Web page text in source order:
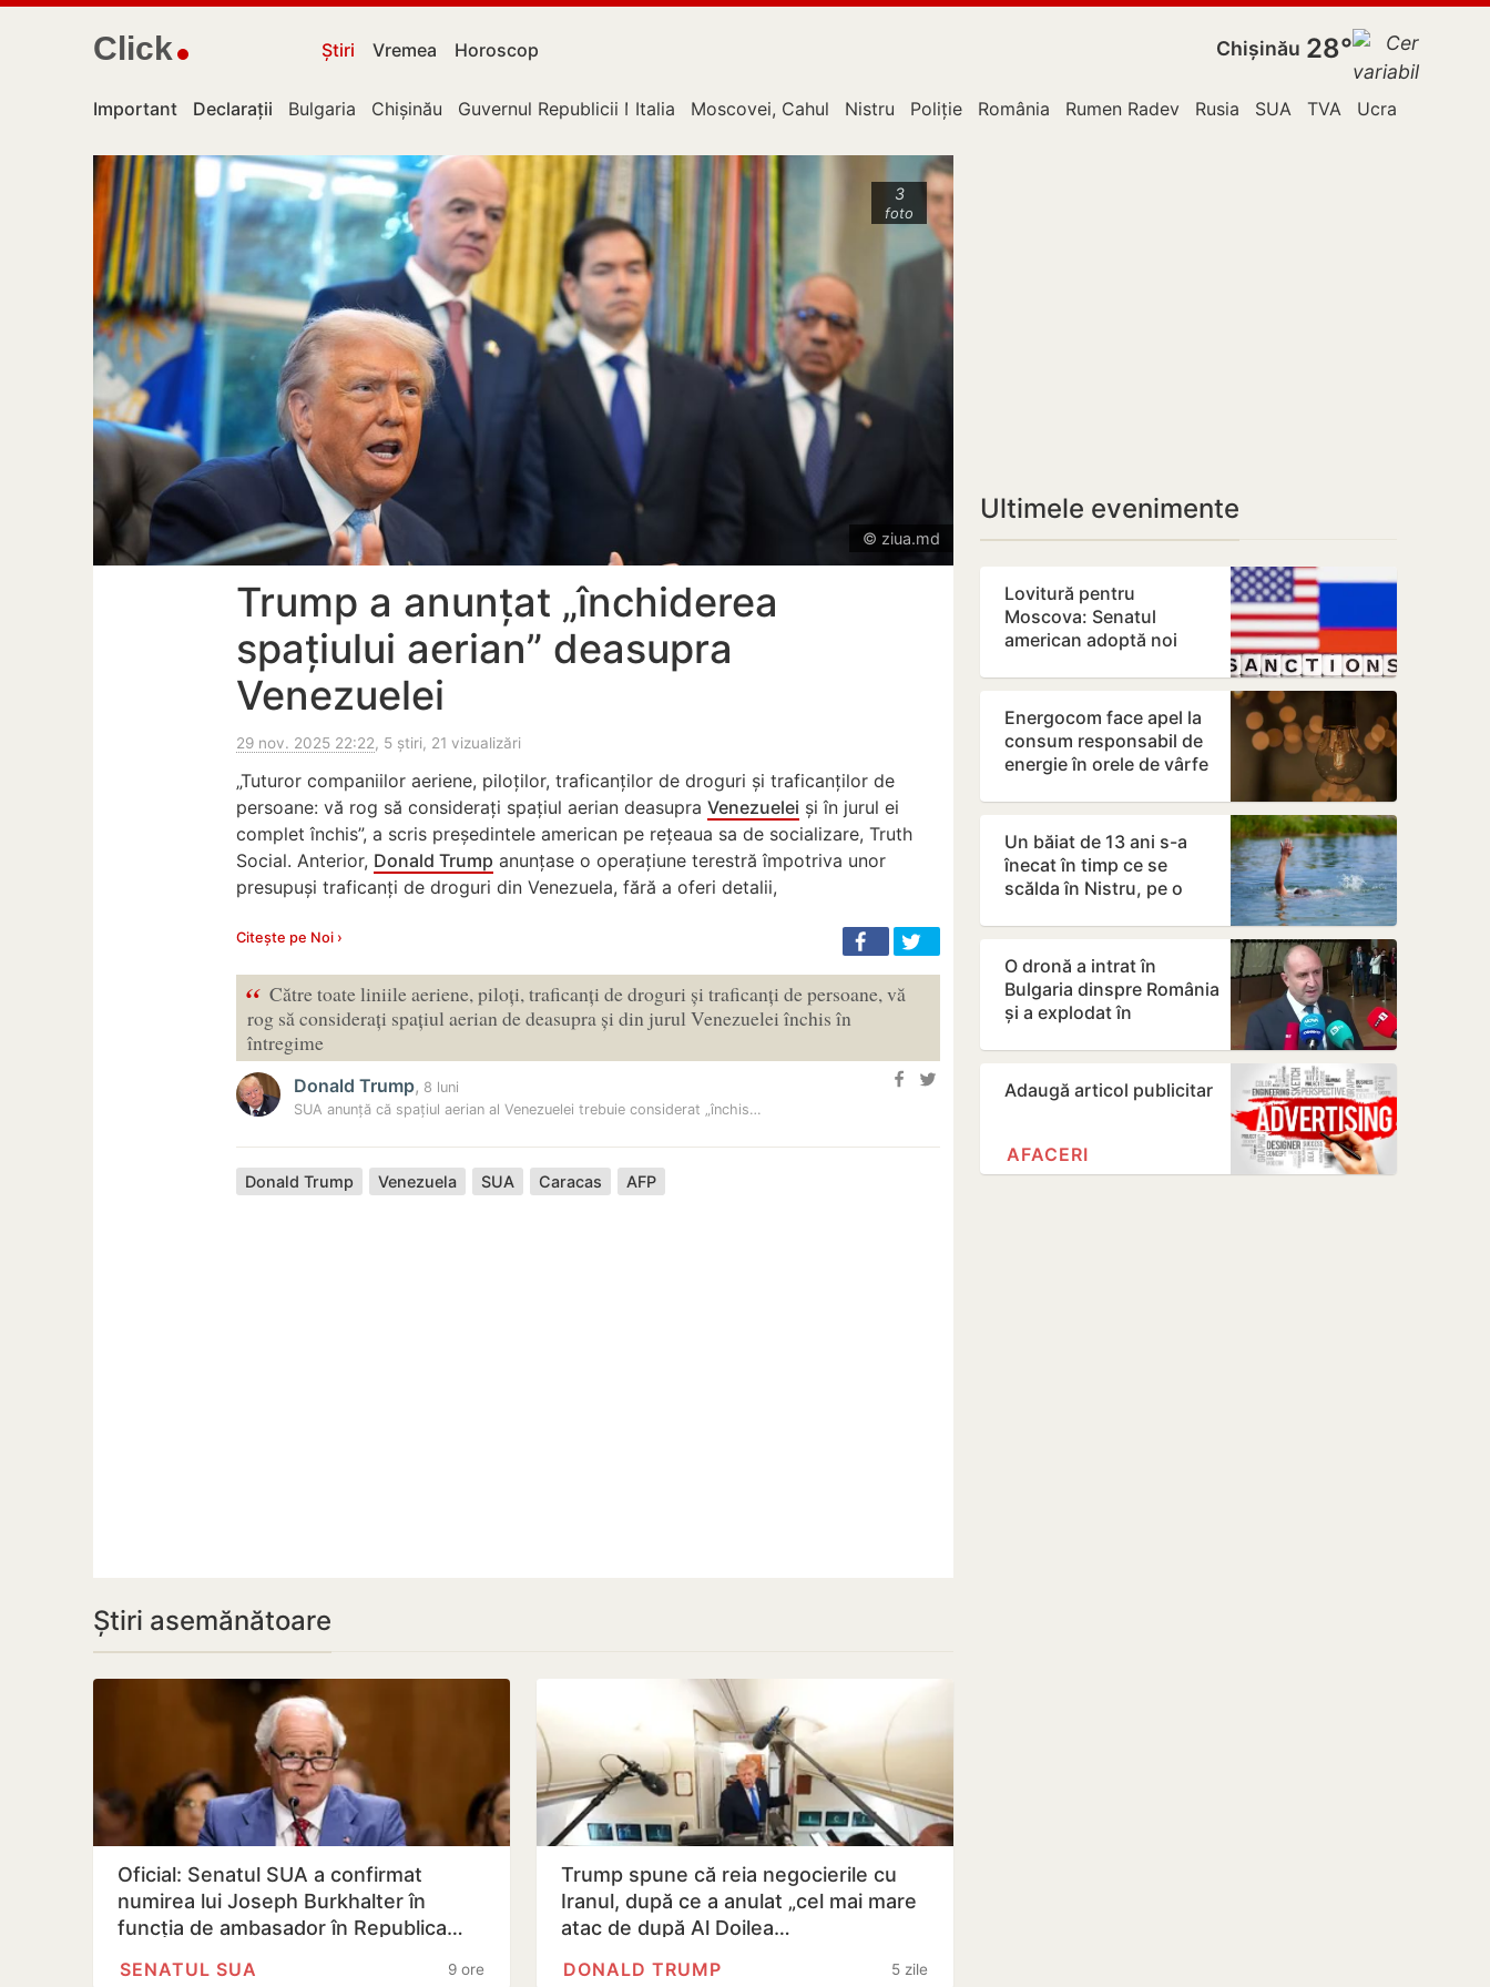
Click Știri Vremea Horoscop Chișinău 28°
Important Declarații Bulgaria Chișinău Guvernul Republicii Moldova
Italia Moscovei, Cahul Nistru Poliție România Rumen Radev Rusia SUA TVA Ucraina
3
foto
© ziua.md
Trump a anunțat „închiderea
spațiului aerian” deasupra
Venezuelei
29 nov. 2025 22:22, 5 știri, 21 vizualizări
„Tuturor companiilor aeriene, piloților, traficanților de droguri și traficanților de
persoane: vă rog să considerați spațiul aerian deasupraVenezuelei și în jurul ei
complet închis”, a scris președintele american pe rețeaua sa de socializare, Truth
Social. Anterior, Donald Trump anunțase o operațiune terestră împotriva unor
presupuși traficanți de droguri din Venezuela, fără a oferi detalii,
Citește pe Noi ›
“ Către toate liniile aeriene, piloți, traficanți de droguri și traficanți de persoane, vă
rog să considerați spațiul aerian de deasupra și din jurul Venezuelei închis în
întregime
Donald Trump, 8 luni
SUA anunță că spațiul aerian al Venezuelei trebuie considerat „închis…
Donald Trump Venezuela SUA Caracas AFP
Știri asemănătoare
Oficial: Senatul SUA a confirmat
numirea lui Joseph Burkhalter în
funcția de ambasador în Republica…
9 ore
SENATUL SUA
Trump spune că reia negocierile cu
Iranul, după ce a anulat „cel mai mare
atac de după Al Doilea…
5 zile
DONALD TRUMP
Ultimele evenimente
Lovitură pentru
Moscova: Senatul
american adoptă noi
Rusiei
Energocom face apel la
consum responsabil de
energie în orele de vârfe
Un băiat de 13 ani s-a
înecat în timp ce se
scălda în Nistru, pe o
Bender
O dronă a intrat în
Bulgaria dinspre România
și a explodat în
gazoduct
Adaugă articol publicitar
AFACERI